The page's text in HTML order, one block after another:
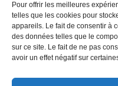
Pour offrir les meilleures
telles que les cookies pour
appareils. Le fait de consentir à
des données telles que le
sur ce site. Le fait de ne pas
avoir un effet négatif sur